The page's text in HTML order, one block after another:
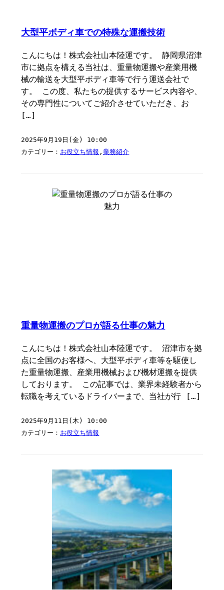
大型平ボディ車での特殊な運搬技術
こんにちは！株式会社山本陸運です。 静岡県沼津
市に拠点を構える当社は、重量物運搬や産業用機
械の輸送を大型平ボディ車等で行う運送会社で
す。 この度、私たちの提供するサービス内容や、
その専門性についてご紹介させていただき、お
[…]
2025年9月19日(金) 10:00
カテゴリー： お役立ち情報 ,業務紹介
重量物運搬のプロが語る仕事の魅力
こんにちは！株式会社山本陸運です。 沼津市を拠
点に全国のお客様へ、大型平ボディ車等を駆使し
た重量物運搬、産業用機械および機材運搬を提供
しております。 この記事では、業界未経験者から
転職を考えているドライバーまで、当社が行 […]
2025年9月11日(木) 10:00
カテゴリー： お役立ち情報